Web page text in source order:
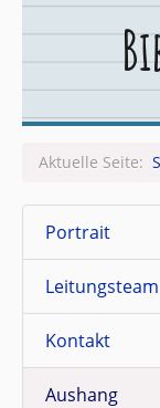
Aktuelle Seite:
Portrait
Leitungsteam
Kontakt
Aushang